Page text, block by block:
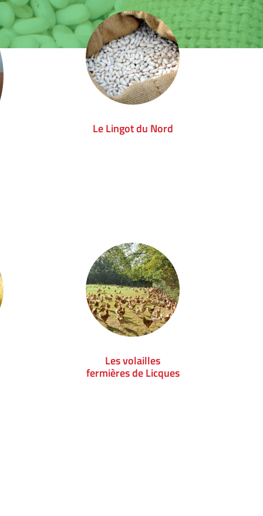
Le Lingot du Nord
Les volailles
fermières de Licques